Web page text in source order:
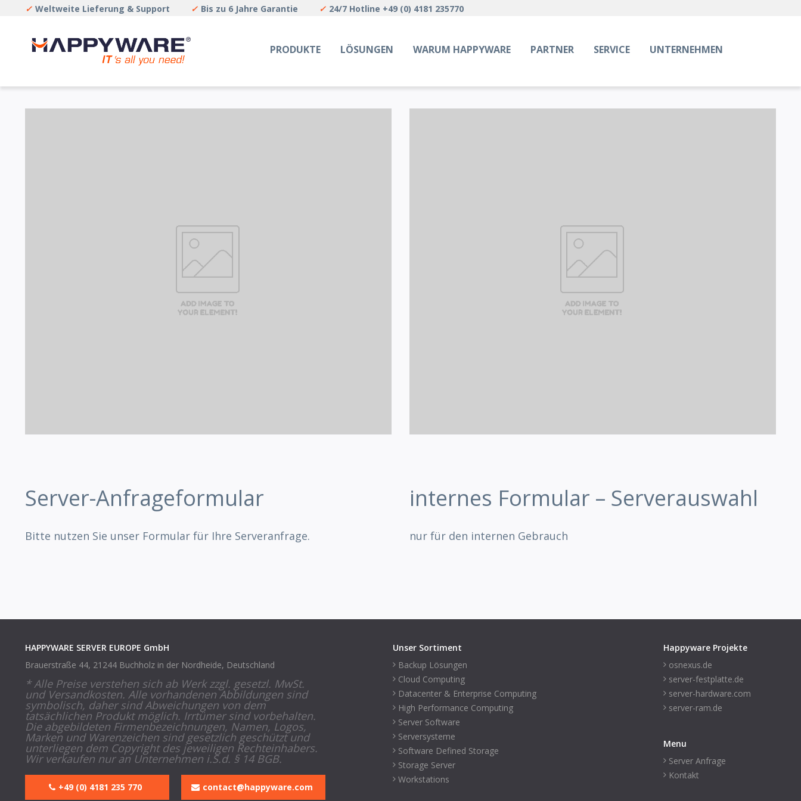
✓ Weltweite Lieferung & Support ✓ Bis zu 6 Jahre Garantie ✓ 24/7 Hotline +49 (0) 4181 235770
PRODUKTE LÖSUNGEN WARUM HAPPYWARE PARTNER SERVICE UNTERNEHMEN
Server-Anfrageformular
Bitte nutzen Sie unser Formular für Ihre Serveranfrage.
internes Formular – Serverauswahl
nur für den internen Gebrauch
HAPPYWARE SERVER EUROPE GmbH
Brauerstraße 44, 21244 Buchholz in der Nordheide, Deutschland
* Alle Preise verstehen sich ab Werk zzgl. gesetzl. MwSt.
und Versandkosten. Alle vorhandenen Abbildungen sind
symbolisch, daher sind Abweichungen von dem
tatsächlichen Produkt möglich. Irrtümer sind vorbehalten.
Die abgebildeten Firmenbezeichnungen, Namen, Logos,
Marken und Warenzeichen sind gesetzlich geschützt und
unterliegen dem Copyright des jeweiligen Rechteinhabers.
Wir verkaufen nur an Unternehmen i.S.d. § 14 BGB.
+49 (0) 4181 235 770 contact@happyware.com
Unser Sortiment
Backup Lösungen
Cloud Computing
Datacenter & Enterprise Computing
High Performance Computing
Server Software
Serversysteme
Software Defined Storage
Storage Server
Workstations
Happyware Projekte
osnexus.de
server-festplatte.de
server-hardware.com
server-ram.de
Menu
Server Anfrage
Kontakt